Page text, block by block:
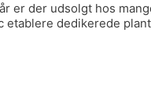
er der udsolgt hos
dedikerede